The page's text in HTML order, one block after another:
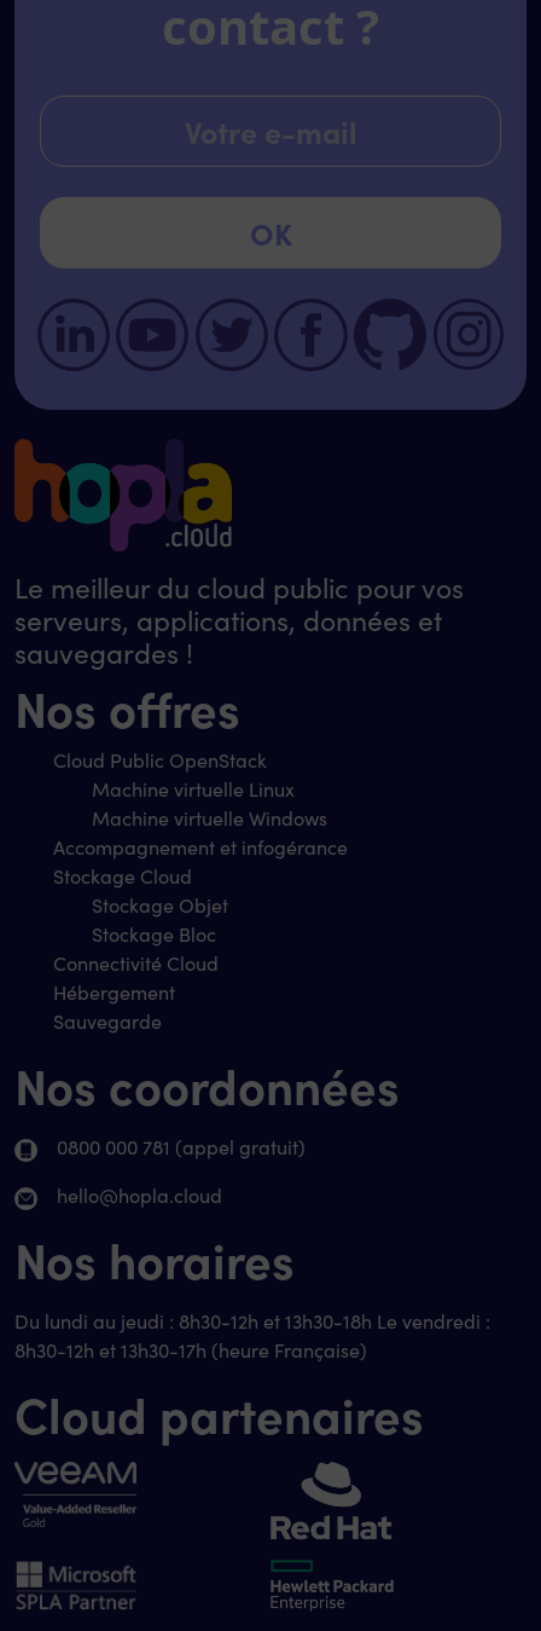
contact ?
Le meilleur du cloud public pour vos
serveurs, applications, données et
sauvegardes !
Nos offres
Cloud Public OpenStack
Machine virtuelle Linux
Machine virtuelle Windows
Accompagnement et infogérance
Stockage Cloud
Stockage Objet
Stockage Bloc
Connectivité Cloud
Hébergement
Sauvegarde
Nos coordonnées
0800 000 781 (appel gratuit)
hello@hopla.cloud
Nos horaires
Du lundi au jeudi : 8h30-12h et 13h30-18h Le vendredi :
8h30-12h et 13h30-17h (heure Française)
Cloud partenaires